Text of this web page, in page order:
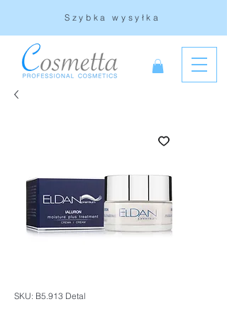
Szybka wysyłka
SKU: B5.913 Detal